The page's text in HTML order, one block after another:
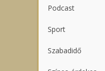
Podcast
Sport
Szabadidő